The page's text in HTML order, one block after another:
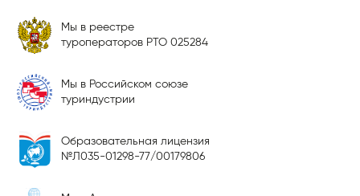
Мы в реестре
туроператоров РТО 025284
Мы в Российском союзе
туриндустрии
Образовательная лицензия
№Л035-01298-77/00179806